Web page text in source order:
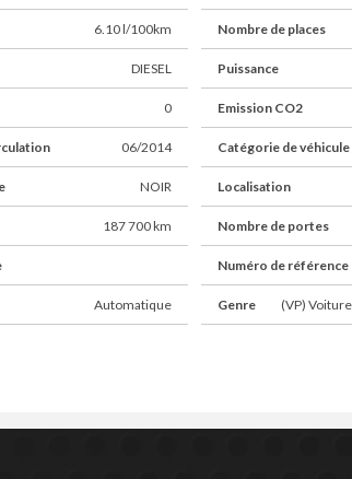
6.10 l/100km
DIESEL
0
06/2014
NOIR
187 700 km
Automatique
Nombre de places
Puissance
Emission CO2
Catégorie de véhicule
Localisation
Nombre de portes
Numéro de référence
Genre (VP)